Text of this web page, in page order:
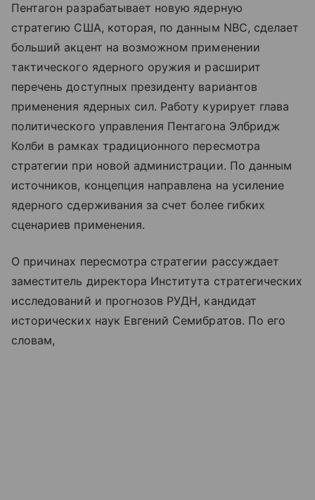
Пентагон разрабатывает новую ядерную
стратегию США, которая, по данным NBC, сделает
больший акцент на возможном применении
тактического ядерного оружия и расширит
перечень доступных президенту вариантов
применения ядерных сил. Работу курирует глава
политического управления Пентагона Элбридж
Колби в рамках традиционного пересмотра
стратегии при новой администрации. По данным
источников, концепция направлена на усиление
ядерного сдерживания за счет более гибких
сценариев применения.
О причинах пересмотра стратегии рассуждает
заместитель директора Института стратегических
исследований и прогнозов РУДН, кандидат
исторических наук Евгений Семибратов. По его
словам,